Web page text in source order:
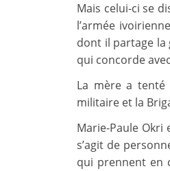
Mais celui-ci se
l’armée
dont il partage la
qui concorde
La mère a
militaire et la
Marie-Paule Okri
s’agit de
qui prennent en